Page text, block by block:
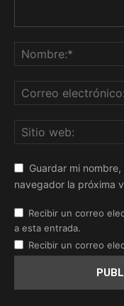
Guardar mi
navegador la próxima
Recibir un correo
a esta entrada.
Recibir un correo